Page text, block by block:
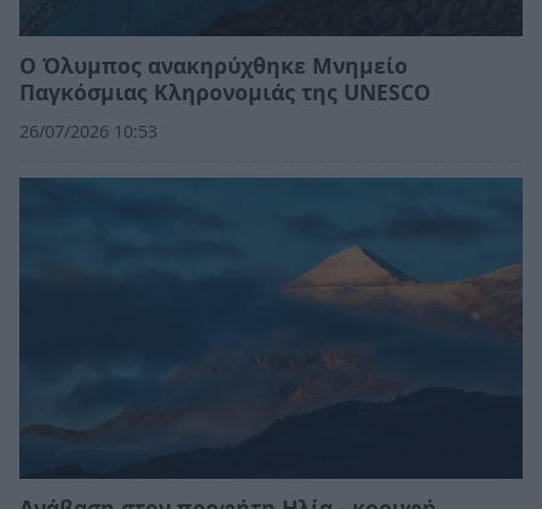
Ο Όλυμπος ανακηρύχθηκε Μνημείο
Παγκόσμιας Κληρονομιάς της UNESCO
26/07/2026 10:53